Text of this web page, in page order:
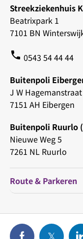
Streekziekenhuis
Beatrixpark 1
7101 BN
phone 0543 54 44 44
Buitenpoli
J W
7151 AH Eibergen
Buitenpoli Ruurlo
Nieuwe Weg 5
7261 NL Ruurlo
Route & Parkeren